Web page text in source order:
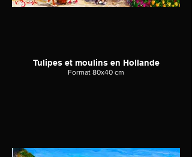
Tulipes et moulins en Hollande
Format 80x40 cm